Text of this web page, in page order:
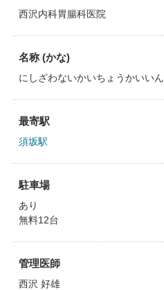
西沢内科胃腸科医院
名称 (かな)
にしざわないかいちょうかいいん
最寄駅
須坂駅
駐車場
あり
無料12台
管理医師
西沢 好雄